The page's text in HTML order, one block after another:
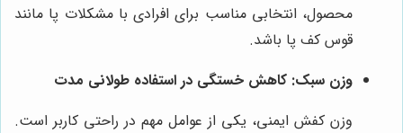
محصول، انتخابی مناسب برای افرادی با مشکلات پا مانند
قوس کف پا باشد.
وزن سبک: کاهش خستگی در استفاده طولانی مدت
وزن کفش ایمنی، یکی از عوامل مهم در راحتی کاربر است.